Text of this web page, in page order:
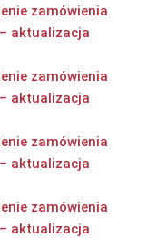
zamówienia
aktualizacja
zamówienia
aktualizacja
zamówienia
aktualizacja
zamówienia
aktualizacja